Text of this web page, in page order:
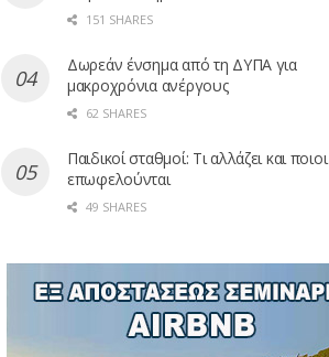
151 SHARES
Δωρεάν ένσημα από τη ΔΥΠΑ για
μακροχρόνια ανέργους
62 SHARES
Παιδικοί σταθμοί: Τι αλλάζει και ποιοι
επωφελούνται
49 SHARES